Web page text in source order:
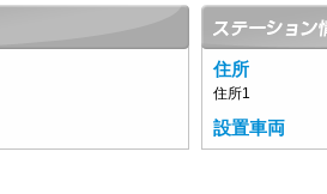
住所
住所1
設置車両